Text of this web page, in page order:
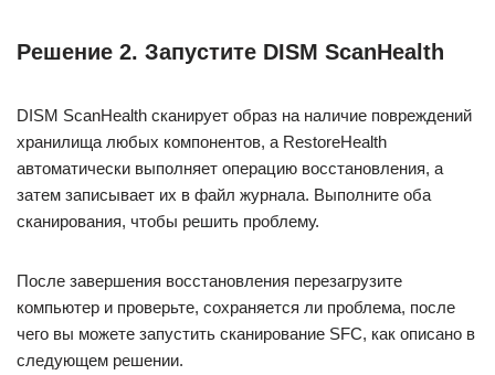
Решение 2. Запустите DISM ScanHealth
DISM ScanHealth сканирует образ на наличие повреждений
хранилища любых компонентов, а RestoreHealth
автоматически выполняет операцию восстановления, а
затем записывает их в файл журнала. Выполните оба
сканирования, чтобы решить проблему.
После завершения восстановления перезагрузите
компьютер и проверьте, сохраняется ли проблема, после
чего вы можете запустить сканирование SFC, как описано в
следующем решении.